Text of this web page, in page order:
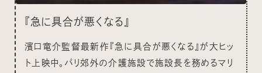
『急に具合が悪くなる』
濱口竜介監督最新作『急に具合が悪くなる』が大ヒッ
ト上映中。パリ郊外の介護施設で施設長を務めるマリ